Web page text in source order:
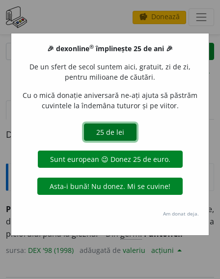
savings Donează
clear
opțiuni
definiții (1) pronunțievolume_up (15)
Definiția cu ID-ul 28060:
Explicative DEX
PANT
Încălțăminte de stradă din piele,
din materiale sintetice sau din pânză, care acoperă laba
piciorului până la gleznă. – Dingerm.Pantoffel.
sursa: DEX '98 (1998) adăugată de valeriu acțiuni
🎉 dexonline® împlinește 25 de ani 🎉
De un sfert de secol suntem aici, gratuit, zi de zi,
pentru milioane de căutări.
Cu o mică donație aniversară ne-ați ajuta să păstrăm
cuvintele la îndemâna tuturor și pe viitor.
Am donat deja.